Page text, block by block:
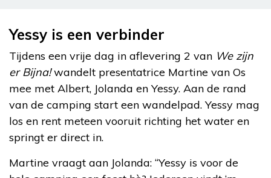
Yessy is een verbinder
Tijdens een vrije dag in aflevering 2 van We zijn
er Bijna!wandelt presentatrice Martine van Os
mee met Albert, Jolanda en Yessy. Aan de rand
van de camping start een wandelpad. Yessy mag
los en rent meteen vooruit richting het water en
springt er direct in.
Martine vraagt aan Jolanda: “Yessy is voor de